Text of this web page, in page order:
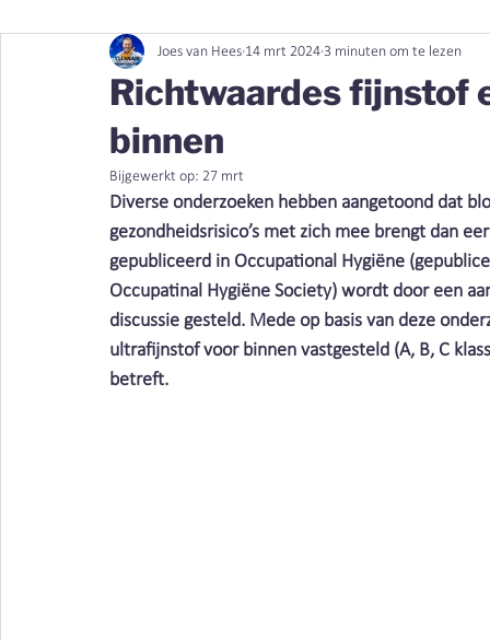
Logistiek | Clean air Nederland Luchtfilteren |
Magazijn | Clean air Nederland
Vieze producten | Clean air Stofbindende zeep
Metaalbewerking | Clean air lasrook | Clean Air
Richtwaardes fijnstof
binnen
Joes van Hees 14 mrt 2024 3 minuten om te lezen
Bijgewerkt op: 27 mrt
Diverse onderzoeken hebben aangetoond dat
gezondheidsrisico’s met zich mee brengt dan
gepubliceerd in Occupational Hygiëne
Occupatinal Hygiëne Society) wordt door een
discussie gesteld. Mede op basis van deze
ultrafijnstof voor binnen vastgesteld (A, B, C
betreft.